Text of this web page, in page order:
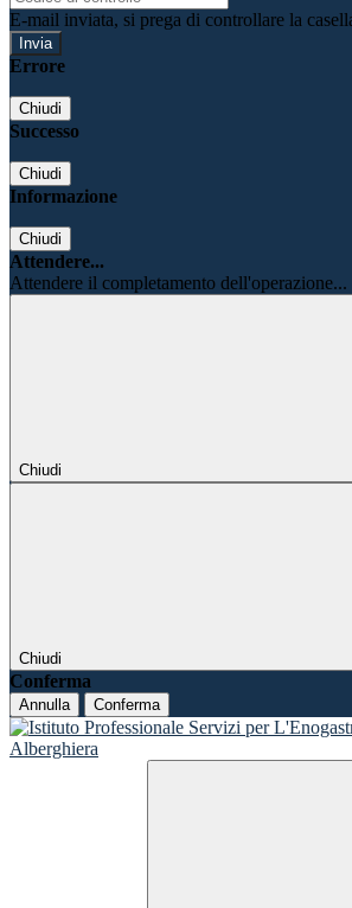
E-mail inviata, si prega di controllare la
Errore
Chiudi
Successo
Chiudi
Informazione
Chiudi
Attendere...
Attendere il completamento dell'operazione...
Chiudi
Chiudi
Conferma
Annulla Conferma